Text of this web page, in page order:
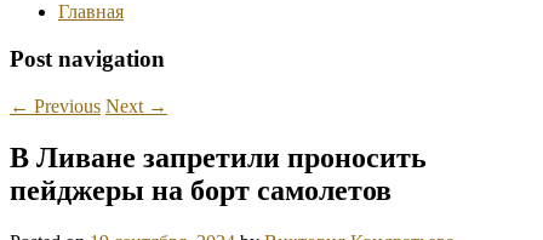
Главная
Post navigation
← Previous Next →
В Ливане запретили проносить
пейджеры на борт самолетов